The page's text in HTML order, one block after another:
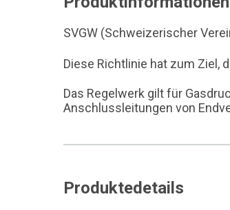
SVGW (Schweizerischer
Diese Richtlinie hat zum Ziel,
Das Regelwerk gilt für
Anschlussleitungen von
Produktedetails